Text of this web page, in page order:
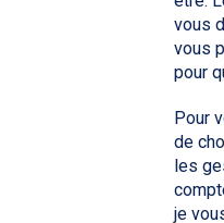
vous
vous
pour
Pour
de
les
je